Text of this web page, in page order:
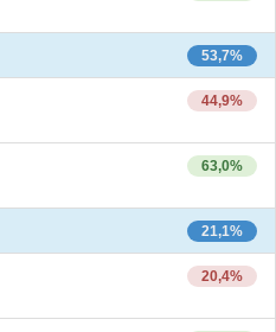
53,7%
44,9%
63,0%
21,1%
20,4%